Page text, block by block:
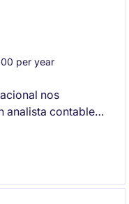
per year
nos
analista contable